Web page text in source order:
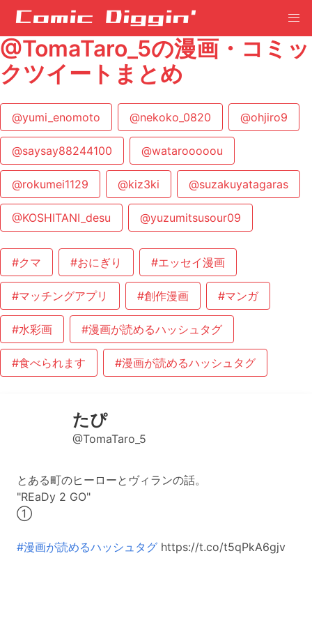
@TomaTaro_5の漫画・コミッ
クツイートまとめ
@yumi_enomoto @nekoko_0820 @ohjiro9
@saysay88244100 @watarooooou
@rokumei1129 @kiz3ki @suzakuyatagaras
@KOSHITANI_desu @yuzumitsusour09
#クマ #おにぎり #エッセイ漫画
#マッチングアプリ #創作漫画 #マンガ
#水彩画 #漫画が読めるハッシュタグ
#食べられます #漫画が読めるハッシュタグ
たぴ
@TomaTaro_5
とある町のヒーローとヴィランの話。
"REaDy 2 GO"
①
#漫画が読めるハッシュタグ https://t.co/t5qPkA6gjv